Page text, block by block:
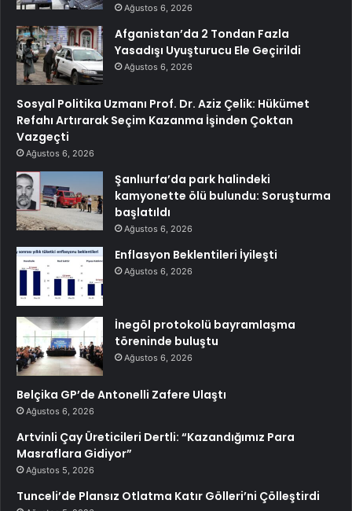
Ağustos 6, 2026
Afganistan’da 2 Tondan Fazla
Yasadışı Uyuşturucu Ele Geçirildi
Ağustos 6, 2026
Sosyal Politika Uzmanı Prof. Dr. Aziz Çelik: Hükümet
Refahı Artırarak Seçim Kazanma İşinden Çoktan
Vazgeçti
Ağustos 6, 2026
Şanlıurfa’da park halindeki
kamyonette ölü bulundu: Soruşturma
başlatıldı
Ağustos 6, 2026
Enflasyon Beklentileri İyileşti
Ağustos 6, 2026
İnegöl protokolü bayramlaşma
töreninde buluştu
Ağustos 6, 2026
Belçika GP’de Antonelli Zafere Ulaştı
Ağustos 6, 2026
Artvinli Çay Üreticileri Dertli: “Kazandığımız Para
Masraflara Gidiyor”
Ağustos 5, 2026
Tunceli’de Plansız Otlatma Katır Gölleri’ni Çölleştirdi